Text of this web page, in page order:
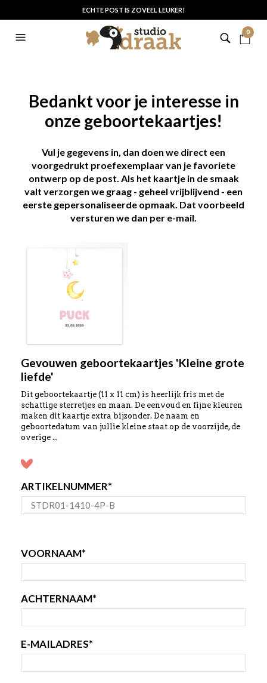
ECHTE POST IS ZOVEEL LEUKER!
0
Bedankt voor je interesse in
onze geboortekaartjes!
Vul je gegevens in, dan doen we direct een
voorgedrukt proefexemplaar van je favoriete
ontwerp op de post. Als het kaartje in de smaak
valt verzorgen we graag - geheel vrijblijvend - een
eerste gepersonaliseerde opmaak. Dat voorbeeld
versturen we dan per e-mail.
Gevouwen geboortekaartjes 'Kleine grote
liefde'
Dit geboortekaartje (11 x 11 cm) is heerlijk fris met de
schattige sterretjes en maan. De eenvoud en fijne kleuren
maken dit kaartje extra bijzonder. De naam en
geboortedatum van jullie kleine staat op de voorzijde, de
overige ...
ARTIKELNUMMER*
VOORNAAM*
ACHTERNAAM*
E-MAILADRES*